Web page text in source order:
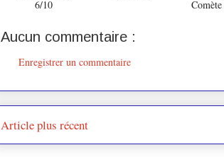
6/10
Aucun commentaire :
Enregistrer un commentaire
Article plus récent